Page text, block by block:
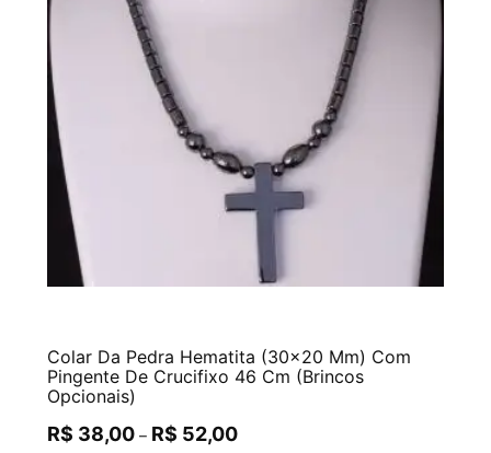
Colar Da Pedra Hematita (30×20 Mm) Com
Pingente De Crucifixo 46 Cm (Brincos
Opcionais)
R$ 38,00 – R$ 52,00